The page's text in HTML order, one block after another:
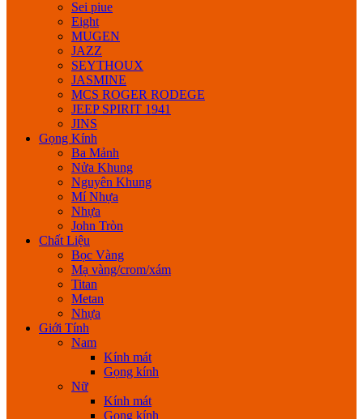
Sei piue
Eight
MUGEN
JAZZ
SEYTHOUX
JASMINE
MCS ROGER RODEGE
JEEP SPIRIT 1941
JINS
Gọng Kính
Ba Mảnh
Nửa Khung
Nguyên Khung
Mí Nhựa
Nhựa
John Tròn
Chất Liệu
Bọc Vàng
Mạ vàng/crom/xám
Titan
Metan
Nhựa
Giới Tính
Nam
Kính mát
Gọng kính
Nữ
Kính mát
Gọng kính